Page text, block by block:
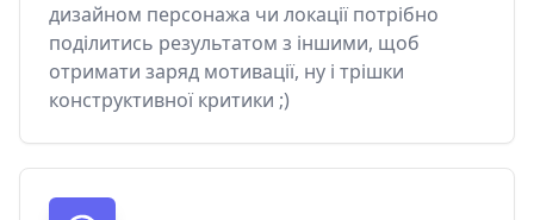
дизайном персонажа чи локації потрібно
поділитись результатом з іншими, щоб
отримати заряд мотивації, ну і трішки
конструктивної критики ;)